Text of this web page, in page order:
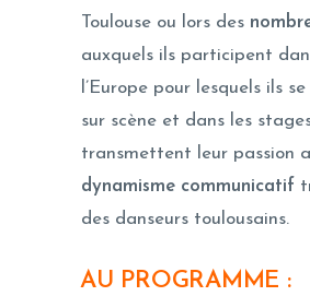
Toulouse ou lors des
auxquels ils participent
l’Europe pour lesquels ils
sur scène et dans les
transmettent leur passion
dynamisme communicatif
des danseurs toulousains.
AU PROGRAMME :